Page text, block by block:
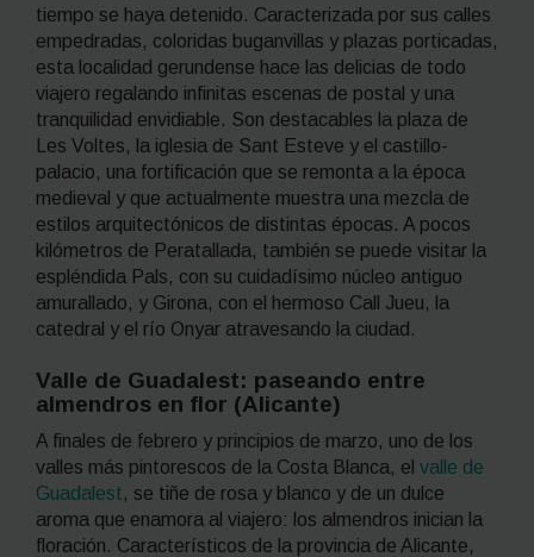
tiempo se haya detenido. Caracterizada por sus calles
empedradas, coloridas buganvillas y plazas porticadas,
esta localidad gerundense hace las delicias de todo
viajero regalando infinitas escenas de postal y una
tranquilidad envidiable. Son destacables la plaza de
Les Voltes, la iglesia de Sant Esteve y el castillo-
palacio, una fortificación que se remonta a la época
medieval y que actualmente muestra una mezcla de
estilos arquitectónicos de distintas épocas. A pocos
kilómetros de Peratallada, también se puede visitar la
espléndida Pals, con su cuidadísimo núcleo antiguo
amurallado, y Girona, con el hermoso Call Jueu, la
catedral y el río Onyar atravesando la ciudad.
Valle de Guadalest: paseando entre
almendros en flor (Alicante)
A finales de febrero y principios de marzo, uno de los
valles más pintorescos de la Costa Blanca, el valle de
Guadalest, se tiñe de rosa y blanco y de un dulce
aroma que enamora al viajero: los almendros inician la
floración. Característicos de la provincia de Alicante,